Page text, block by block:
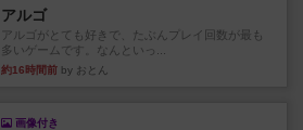
アルゴ
アルゴがとても好きで、たぶんプレイ回数が最も
多いゲームです。なんといっ...
約16時間前 by おとん
画像付き